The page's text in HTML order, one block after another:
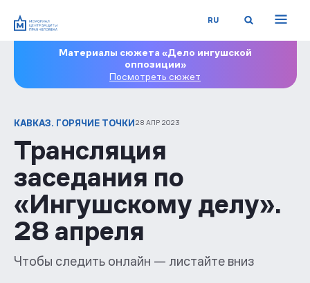
RU
Материалы сюжета «Дело ингушской
оппозиции»
Посмотреть сюжет
КАВКАЗ. ГОРЯЧИЕ ТОЧКИ 28 АПР 2023
Трансляция
заседания по
«Ингушскому делу».
28 апреля
Чтобы следить онлайн — листайте вниз